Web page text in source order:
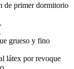
de primer dormitorio
grueso y fino
látex por revoque